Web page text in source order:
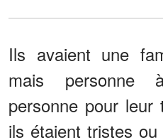
Ils avaient une
mais personne
personne pour
ils étaient tristes